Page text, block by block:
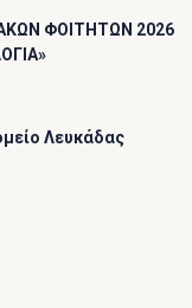
ΦΟΙΤΗΤΩΝ 2026
Λευκάδας